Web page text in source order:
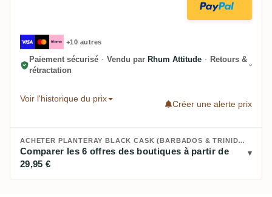
+10 autres
Paiement sécurisé · Vendu par Rhum Attitude · Retours &
rétractation
Voir l'historique du prix
Créer une alerte prix
ACHETER PLANTERAY BLACK CASK (BARBADOS & TRINIDAD) 2025 :
Comparer les 6 offres des boutiques à partir de
29,95 €